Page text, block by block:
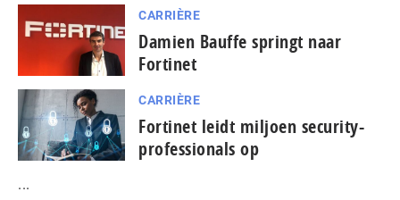
CARRIÈRE
Damien Bauffe springt naar
Fortinet
CARRIÈRE
Fortinet leidt miljoen security-
professionals op
...